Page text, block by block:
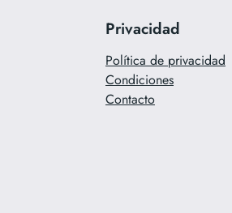
Privacidad
Política de privacidad
Condiciones
Contacto